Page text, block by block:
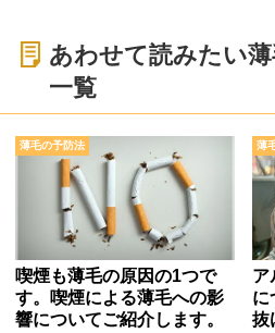
あわせて読みたい
一覧
薄毛の予防法
喫煙も薄毛の原因の1つで
す。喫煙による薄毛への影
響についてご紹介します。
薄
ア
に
抜